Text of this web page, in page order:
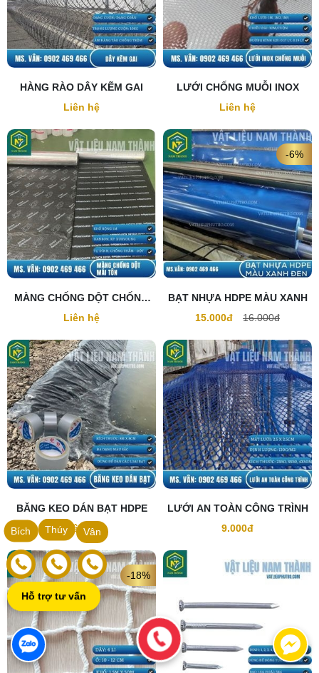
HÀNG RÀO DÂY KẼM GAI
Liên hệ
LƯỚI CHỐNG MUỖI INOX
Liên hệ
MÀNG CHỐNG DỘT CHỐNG
THẤM MÁI TÔN
Liên hệ
BẠT NHỰA HDPE MÀU XANH
15.000đ
16.000đ
-6%
BĂNG KEO DÁN BẠT HDPE
Liên hệ
LƯỚI AN TOÀN CÔNG TRÌNH
9.000đ
-18%
Vân
Thúy
Bích
Hỗ trợ tư vấn